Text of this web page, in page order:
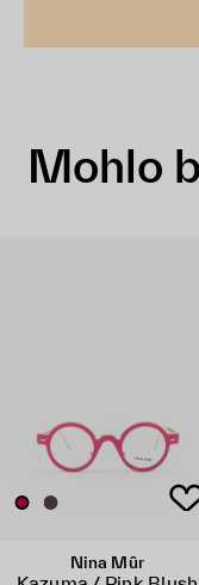
Mohlo
Nina Mûr